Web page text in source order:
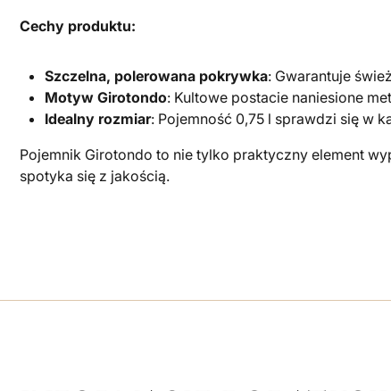
Cechy produktu:
Szczelna, polerowana pokrywka: Gwarantuje
Motyw Girotondo: Kultowe postacie naniesione
Idealny rozmiar: Pojemność 0,75 l sprawdzi się w
Pojemnik Girotondo to nie tylko praktyczny element
spotyka się z jakością.